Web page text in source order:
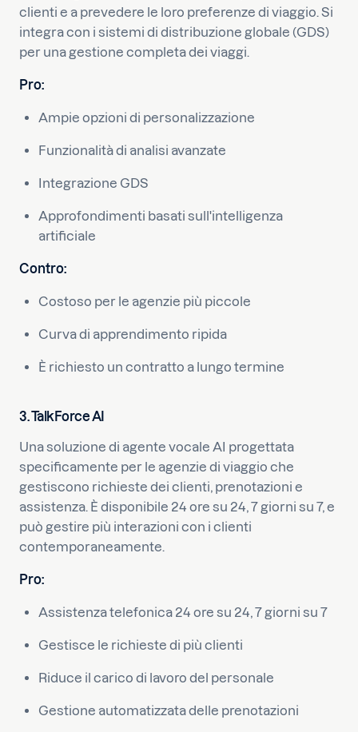
clienti e a prevedere le loro preferenze di viaggio. Si
integra con i sistemi di distribuzione globale (GDS)
per una gestione completa dei viaggi.
Pro:
Ampie opzioni di personalizzazione
Funzionalità di analisi avanzate
Integrazione GDS
Approfondimenti basati sull'intelligenza
artificiale
Contro:
Costoso per le agenzie più piccole
Curva di apprendimento ripida
È richiesto un contratto a lungo termine
3. TalkForce AI
Una soluzione di agente vocale AI progettata
specificamente per le agenzie di viaggio che
gestiscono richieste dei clienti, prenotazioni e
assistenza. È disponibile 24 ore su 24, 7 giorni su 7, e
può gestire più interazioni con i clienti
contemporaneamente.
Pro:
Assistenza telefonica 24 ore su 24, 7 giorni su 7
Gestisce le richieste di più clienti
Riduce il carico di lavoro del personale
Gestione automatizzata delle prenotazioni